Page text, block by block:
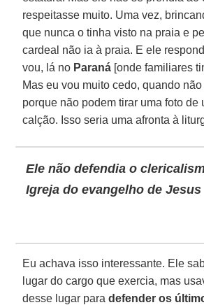
respeitasse muito. Uma vez,
que nunca o tinha visto na praia e
cardeal não ia à praia. E ele
vou, lá no Paraná [onde familiares
Mas eu vou muito cedo, quando
porque não podem tirar uma foto de
calção. Isso seria uma afronta à
Ele não defendia o
Igreja do evangelho de Jesus
Eu achava isso interessante. Ele
lugar do cargo que exercia, mas
desse lugar paradefender os